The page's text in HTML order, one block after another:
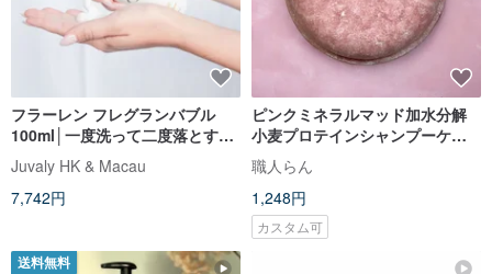
フラーレン フレグランバブル
100ml│一度洗って二度落とす、
優しい洗浄処方
Juvaly HK & Macau
7,742円
ピンクミネラルマッド加水分解
小麦プロテインシャンプーケー
キ
職人らん
1,248円
カスタム可
送料無料